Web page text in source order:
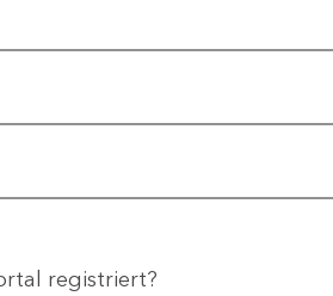
registriert?